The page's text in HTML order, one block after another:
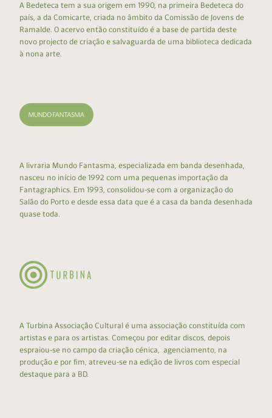
A Bedeteca tem a sua origem em 1990, na primeira Bedeteca do
país, a da Comicarte, criada no âmbito da Comissão de Jovens de
Ramalde. O acervo então constituído é a base de partida deste
novo projecto de criação e salvaguarda de uma biblioteca dedicada
à nona arte.
A livraria Mundo Fantasma, especializada em banda desenhada,
nasceu no início de 1992 com uma pequenas importação da
Fantagraphics. Em 1993, consolidou-se com a organização do
Salão do Porto e desde essa data que é a casa da banda desenhada
quase toda.
A Turbina Associação Cultural é uma associação constituída com
artistas e para os artistas. Começou por editar discos, depois
espraiou-se no campo da criação cénica, agenciamento, na
produção e por fim, atreveu-se na edição de livros com especial
destaque para a BD.